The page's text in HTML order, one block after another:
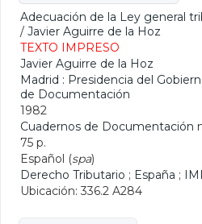
Adecuación de la Ley general
/ Javier Aguirre de la Hoz
TEXTO IMPRESO
Javier Aguirre de la Hoz
Madrid : Presidencia del
de Documentación
1982
Cuadernos de Documentación
75 p.
Español (spa)
Derecho Tributario ; España ;
Ubicación: 336.2 A284